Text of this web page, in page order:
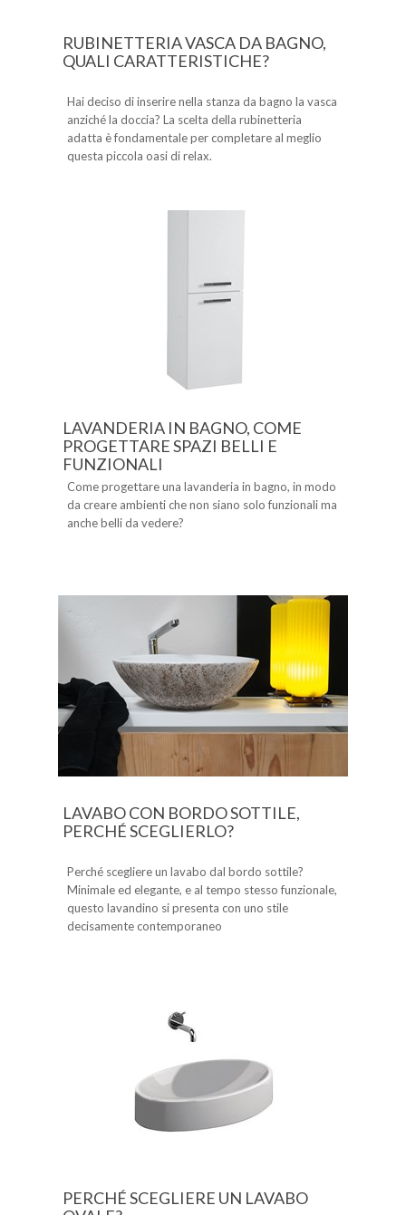
RUBINETTERIA VASCA DA BAGNO,
QUALI CARATTERISTICHE?
Hai deciso di inserire nella stanza da bagno la vasca
anziché la doccia? La scelta della rubinetteria
adatta è fondamentale per completare al meglio
questa piccola oasi di relax.
LAVANDERIA IN BAGNO, COME
PROGETTARE SPAZI BELLI E
FUNZIONALI
Come progettare una lavanderia in bagno, in modo
da creare ambienti che non siano solo funzionali ma
anche belli da vedere?
LAVABO CON BORDO SOTTILE,
PERCHÉ SCEGLIERLO?
Perché scegliere un lavabo dal bordo sottile?
Minimale ed elegante, e al tempo stesso funzionale,
questo lavandino si presenta con uno stile
decisamente contemporaneo
PERCHÉ SCEGLIERE UN LAVABO